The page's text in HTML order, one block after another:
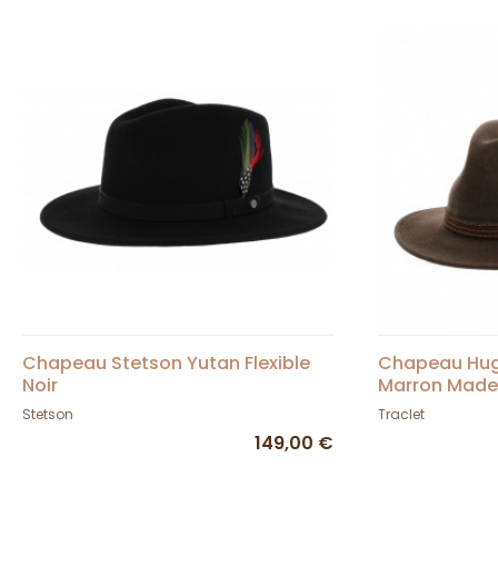
Chapeau Stetson Yutan Flexible
Noir
Stetson
149,00 €
Chapeau
Marron
Traclet